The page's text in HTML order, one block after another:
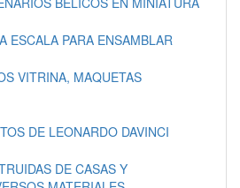
ESCALA PARA ENSAMBLAR
VITRINA, MAQUETAS
DE LEONARDO DAVINCI
DE CASAS Y